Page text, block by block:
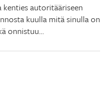
autoritääriseen
kuulla mitä sinulla on
onnistuu…